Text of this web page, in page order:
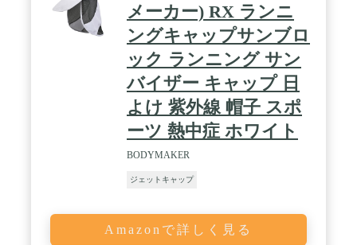
メーカー) RX ランニ
ングキャップサンブロ
ック ランニング サン
バイザー キャップ 日
よけ 紫外線 帽子 スポ
ーツ 熱中症 ホワイト
BODYMAKER
ジェットキャップ
Amazonで詳しく見る